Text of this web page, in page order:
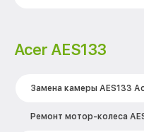
Acer AES133
Замена камеры AES133
Ремонт мотор-колеса